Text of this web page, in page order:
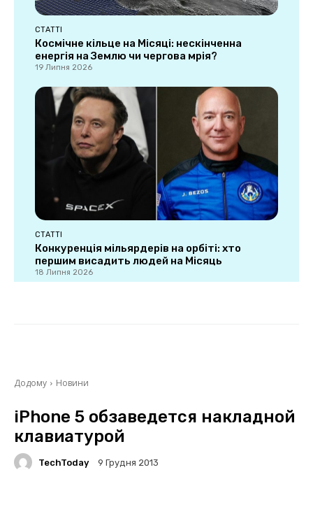
СТАТТІ
Космічне кільце на Місяці: нескінченна
енергія на Землю чи чергова мрія?
19 Липня 2026
СТАТТІ
Конкуренція мільярдерів на орбіті: хто
першим висадить людей на Місяць
18 Липня 2026